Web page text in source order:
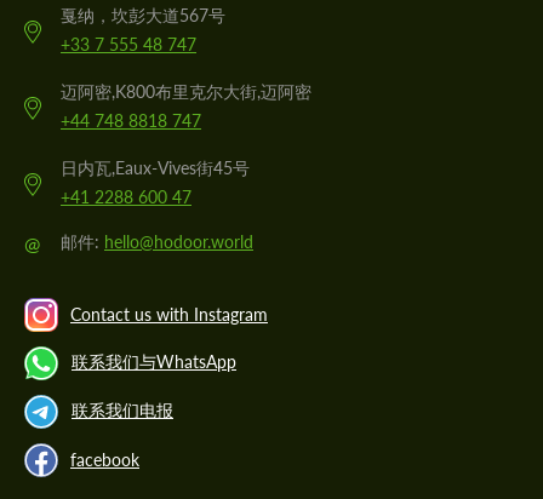
戛纳，坎彭大道567号
+33 7 555 48 747
迈阿密,K800布里克尔大街,迈阿密
+44 748 8818 747
日内瓦,Eaux-Vives街45号
+41 2288 600 47
@ 邮件: hello@hodoor.world
Contact us with Instagram
联系我们与WhatsApp
联系我们电报
facebook